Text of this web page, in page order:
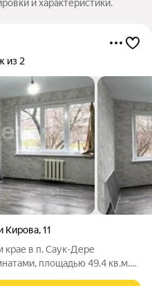
и характеристики.
из 2
Кирова,11
крае в п. Саук-Дере
площадью 49.4 кв.м.